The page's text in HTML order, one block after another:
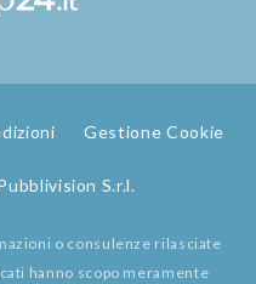
Gestione Cookie
S.r.l.
o consulenze rilasciate
hanno scopo meramente